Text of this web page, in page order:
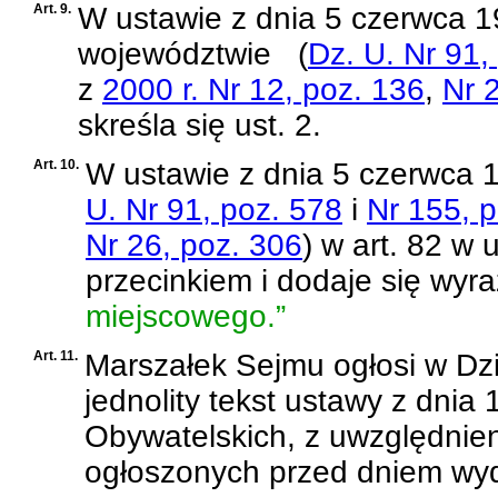
Art. 9. W ustawie z dnia 5 czerwca
województwie
(Dz. U. Nr
z 2000 r. Nr 12, poz. 136, Nr
skreśla się ust. 2.
Art. 10. W ustawie z dnia 5 czerwca
U. Nr 91, poz. 578 i Nr 155,
Nr 26, poz. 306) w art. 82 w
przecinkiem i dodaje się
miejscowego.”
Art. 11. Marszałek Sejmu ogłosi w
jednolity tekst ustawy z dnia
Obywatelskich, z
ogłoszonych przed dniem